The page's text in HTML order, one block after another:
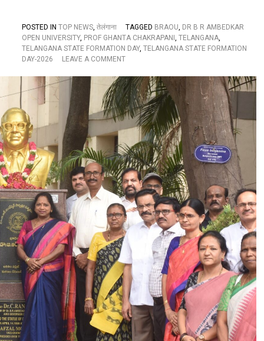
POSTED IN TOP NEWS, तेलंगाना TAGGED BRAOU, DR B R AMBEDKAR
OPEN UNIVERSITY, PROF GHANTA CHAKRAPANI , TELANGANA,
TELANGANA STATE FORMATION DAY, TELANGANA STATE FORMATION
DAY-2026
LEAVE A COMMENTO
T
E
L
A
A
N
A
F
O
U
N
D
A
T
A
Y
C
E
L